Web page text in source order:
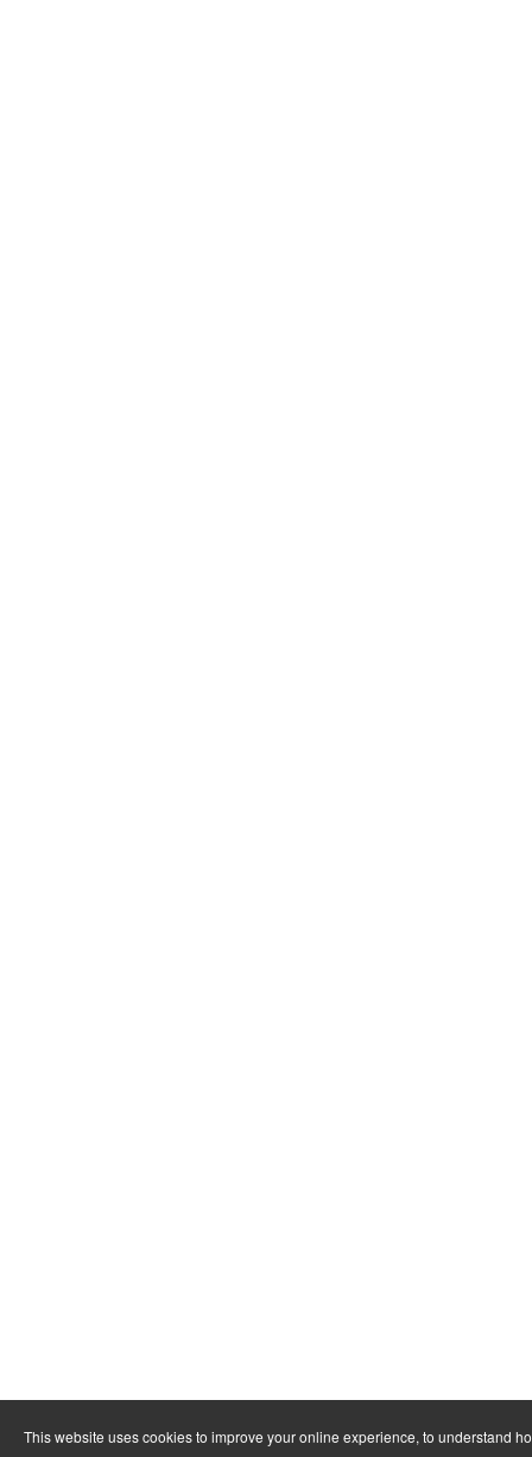
This website uses cookies to improve your online experience, to understand